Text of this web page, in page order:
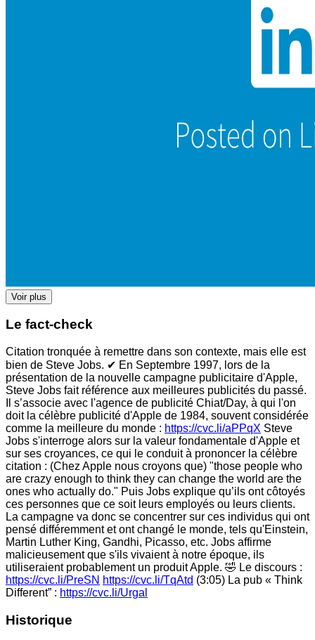
Voir plus
Le fact-check
Citation tronquée à remettre dans son contexte, mais elle est
bien de Steve Jobs. ✔ En Septembre 1997, lors de la
présentation de la nouvelle campagne publicitaire d'Apple,
Steve Jobs fait référence aux meilleures publicités du passé.
Il s’associe avec l'agence de publicité Chiat/Day, à qui l'on
doit la célèbre publicité d'Apple de 1984, souvent considérée
comme la meilleure du monde : https://cvc.li/aPPqX Steve
Jobs s'interroge alors sur la valeur fondamentale d'Apple et
sur ses croyances, ce qui le conduit à prononcer la célèbre
citation : (Chez Apple nous croyons que) "those people who
are crazy enough to think they can change the world are the
ones who actually do." Puis Jobs explique qu’ils ont côtoyés
ces personnes que ce soit leurs employés ou leurs clients.
La campagne va donc se concentrer sur ces individus qui ont
pensé différemment et ont changé le monde, tels qu'Einstein,
Martin Luther King, Gandhi, Picasso, etc. Jobs affirme
malicieusement que s'ils vivaient à notre époque, ils
utiliseraient probablement un produit Apple. 🤣 Le discours :
https://cvc.li/PreSN https://cvc.li/TqAtd (3:05) La pub « Think
Different” : https://cvc.li/Urgal
Historique